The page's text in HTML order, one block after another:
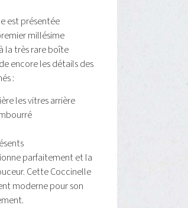
est présentée
millésime
la très rare boîte
encore les détails des
:
les vitres arrière
parfaitement et la
Cette Coccinelle
moderne pour son